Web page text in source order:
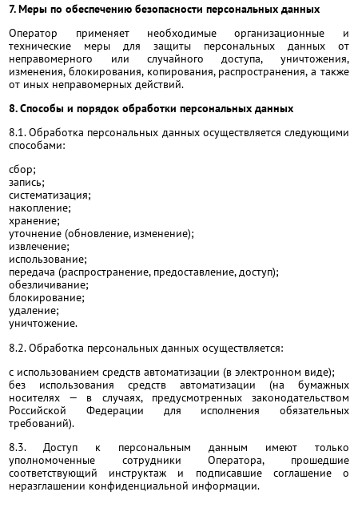
7. Меры по обеспечению безопасности персональных данных
Оператор применяет необходимые организационные и
технические меры для защиты персональных данных от
неправомерного или случайного доступа, уничтожения,
изменения, блокирования, копирования, распространения, а также
от иных неправомерных действий.
8. Способы и порядок обработки персональных данных
8.1. Обработка персональных данных осуществляется следующими
способами:
сбор;
запись;
систематизация;
накопление;
хранение;
уточнение (обновление, изменение);
извлечение;
использование;
передача (распространение, предоставление, доступ);
обезличивание;
блокирование;
удаление;
уничтожение.
8.2. Обработка персональных данных осуществляется:
с использованием средств автоматизации (в электронном виде);
без использования средств автоматизации (на бумажных
носителях — в случаях, предусмотренных законодательством
Российской Федерации для исполнения обязательных
требований).
8.3. Доступ к персональным данным имеют только
уполномоченные сотрудники Оператора, прошедшие
соответствующий инструктаж и подписавшие соглашение о
неразглашении конфиденциальной информации.